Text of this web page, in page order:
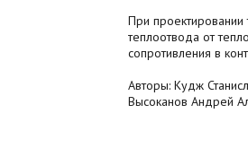
При проектировании
теплоотвода от
сопротивления в
Авторы: Кудж
Высоканов Андрей